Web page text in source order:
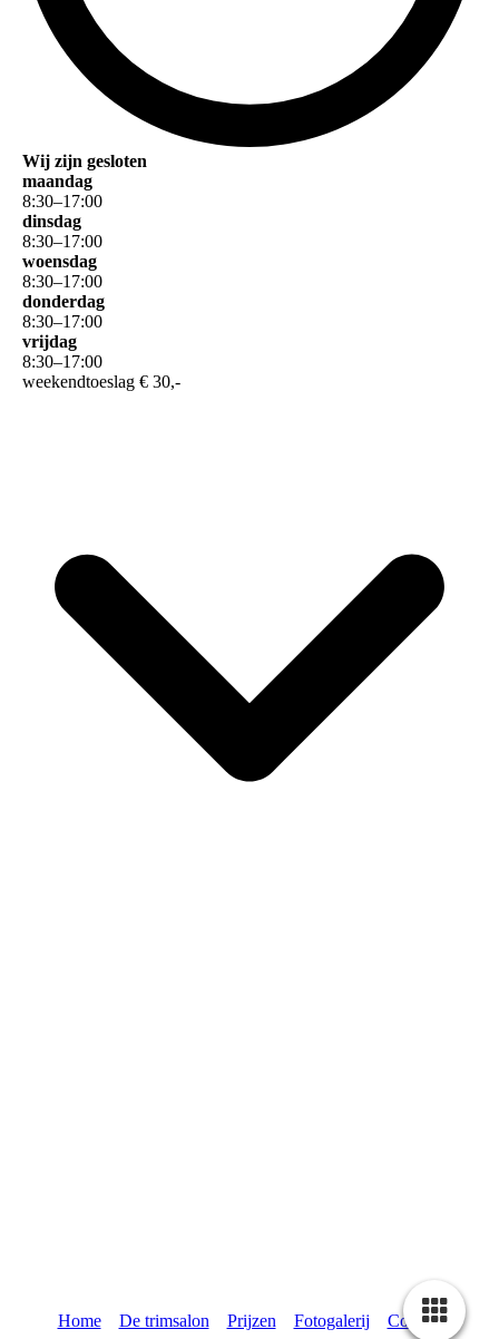
Wij zijn gesloten
maandag
8:30–17:00
dinsdag
8:30–17:00
woensdag
8:30–17:00
donderdag
8:30–17:00
vrijdag
8:30–17:00
weekendtoeslag € 30,-
Home De trimsalon Prijzen Fotogalerij Contact